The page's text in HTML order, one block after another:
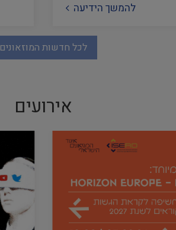
להמשך הידיעה
לכל חדשות המוזאונים
אירועים